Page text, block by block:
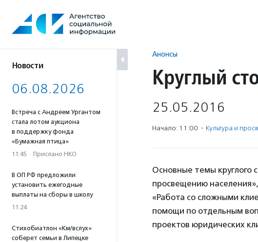
содержанию
Новости
06.08.2026
Встреча с Андреем Ургантом
стала лотом аукциона
в поддержку фонда
«Бумажная птица»
11:45 · Прислано НКО
В ОП РФ предложили
установить ежегодные
выплаты на сборы в школу
11:24
Стихобиатлон «Км/вслух»
соберет семьи в Липецке
Анонсы
Круглый
25.05.2016
Начало: 11:00 · Культура и
Основные темы круглого
просвещению
«Работа со сложными
помощи по отдельным
проектов юридических